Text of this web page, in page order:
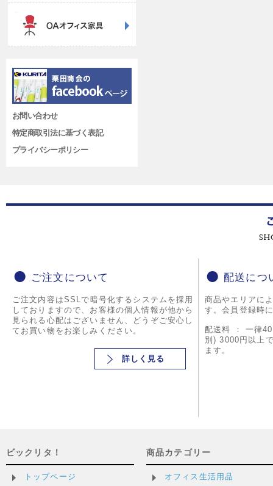
お問い合わせ
特定商取引法に基づく表記
プライバシーポリシー
ご注文について
ご注文内容はSSLで暗号化するシステムを採用
しておりますので、お客様の個人情報が他から
見られる心配はございません、どうぞご安心し
てお買い物をお楽しみください。
詳しく見る
配送につ
商品やエリアに
す。会員登録時
配送料 ： 一律
別) 3000円以上
ます。
ビックリタ！
トップページ
商品カテゴリー
オフィス生活用品